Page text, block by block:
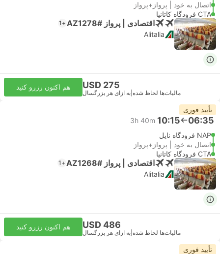
اتصال به خود | پرواز+پرواز
CTA فرودگاه کاتانیا
اقتصادی | پرواز #AZ1278 +1
Alitalia
USD 275
مالیات‌ها لحاظ شده به ازای هر بزرگسال
هم اکنون رزرو کنید
تأیید فوری
06:35
10:15
3h 40m
NAP فرودگاه ناپل
اتصال به خود | پرواز+پرواز
CTA فرودگاه کاتانیا
اقتصادی | پرواز #AZ1268 +1
Alitalia
USD 486
مالیات‌ها لحاظ شده به ازای هر بزرگسال
هم اکنون رزرو کنید
تأیید فوری